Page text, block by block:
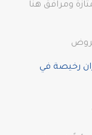
ومرافق هنا
رخيصة في